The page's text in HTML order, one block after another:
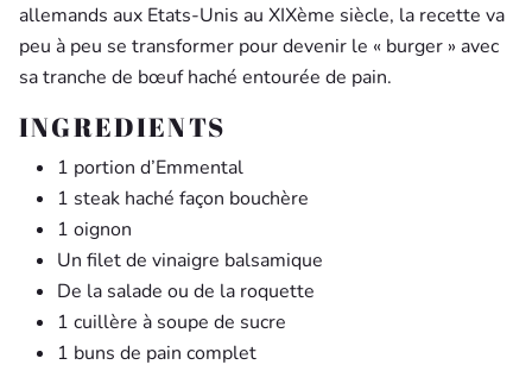
allemands aux Etats-Unis au XIXème siècle, la recette va
peu à peu se transformer pour devenir le « burger » avec
sa tranche de bœuf haché entourée de pain.
INGREDIENTS
1 portion d’Emmental
1 steak haché façon bouchère
1 oignon
Un filet de vinaigre balsamique
De la salade ou de la roquette
1 cuillère à soupe de sucre
1 buns de pain complet